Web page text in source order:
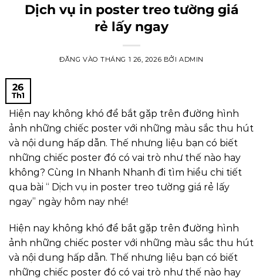
Dịch vụ in poster treo tường giá
rẻ lấy ngay
ĐĂNG VÀOTHÁNG 1 26, 2026 BỞI ADMIN
26
Th1
Hiện nay không khó để bắt gặp trên đường hình
ảnh những chiếc poster với những màu sắc thu hút
và nội dung hấp dẫn. Thế nhưng liệu bạn có biết
những chiếc poster đó có vai trò như thế nào hay
không? Cùng In Nhanh Nhanh đi tìm hiểu chi tiết
qua bài “ Dịch vụ in poster treo tường giá rẻ lấy
ngay” ngày hôm nay nhé!
Hiện nay không khó để bắt gặp trên đường hình
ảnh những chiếc poster với những màu sắc thu hút
và nội dung hấp dẫn. Thế nhưng liệu bạn có biết
những chiếc poster đó có vai trò như thế nào hay